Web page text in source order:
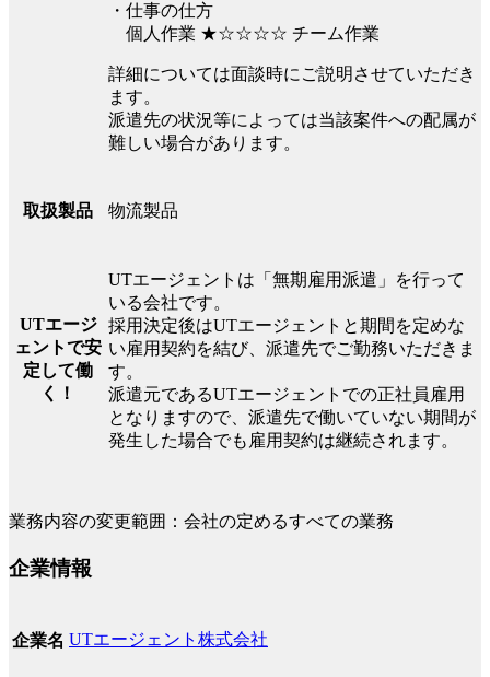
・仕事の仕方
個人作業 ★☆☆☆☆ チーム作業
詳細については面談時にご説明させていただき
ます。
派遣先の状況等によっては当該案件への配属が
難しい場合があります。
取扱製品 物流製品
UTエージ
ェントで安
定して働
く！
UTエージェントは「無期雇用派遣」を行って
いる会社です。
採用決定後はUTエージェントと期間を定めな
い雇用契約を結び、派遣先でご勤務いただきま
す。
派遣元であるUTエージェントでの正社員雇用
となりますので、派遣先で働いていない期間が
発生した場合でも雇用契約は継続されます。
業務内容の変更範囲：会社の定めるすべての業務
企業情報
企業名 UTエージェント株式会社